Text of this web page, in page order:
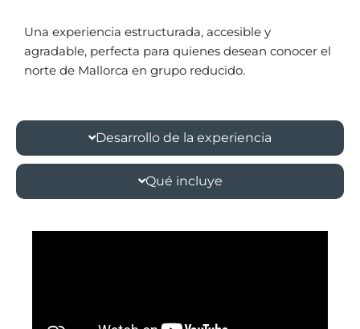
Una experiencia estructurada, accesible y
agradable, perfecta para quienes desean conocer el
norte de Mallorca en grupo reducido.
Desarrollo de la experiencia
Qué incluye